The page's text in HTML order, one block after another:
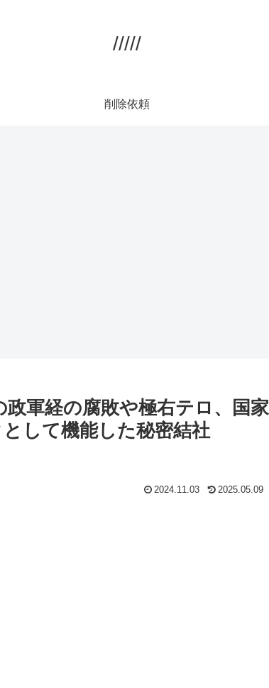
/////
削除依頼
軍経の腐敗や極右テロ、国家
して機能した秘密結社
2024.11.03 2025.05.09